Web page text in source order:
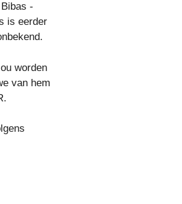
-
is eerder
worden
van hem